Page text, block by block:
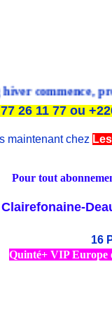
profitez
26 11 77 ou
maintenant chez
Pour tout
Clairefonaine-
16
Quinté+ VIP Europe